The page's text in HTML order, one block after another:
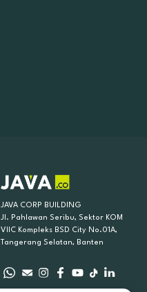
JAVA CORP BUILDING
Jl. Pahlawan Seribu, Sektor KOM
VIIC Kompleks BSD City No.01A,
Tangerang Selatan, Banten